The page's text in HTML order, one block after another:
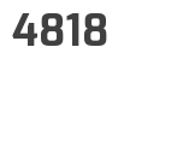
4818